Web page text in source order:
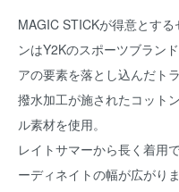
MAGIC STICKが得意とす
ンはY2Kのスポーツブラン
アの要素を落とし込んだト
撥水加工が施されたコット
ル素材を使用。
レイトサマーから長く着用
ーディネイトの幅が広がりま